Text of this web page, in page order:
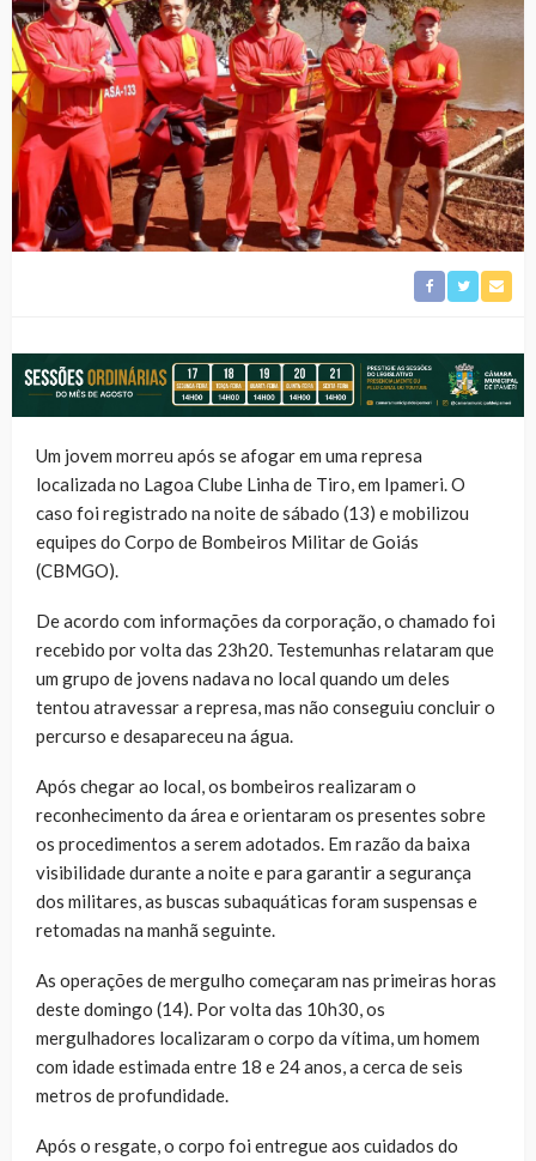
Um jovem morreu após se afogar em uma represa
localizada no Lagoa Clube Linha de Tiro, em Ipameri. O
caso foi registrado na noite de sábado (13) e mobilizou
equipes do Corpo de Bombeiros Militar de Goiás
(CBMGO).
De acordo com informações da corporação, o chamado foi
recebido por volta das 23h20. Testemunhas relataram que
um grupo de jovens nadava no local quando um deles
tentou atravessar a represa, mas não conseguiu concluir o
percurso e desapareceu na água.
Após chegar ao local, os bombeiros realizaram o
reconhecimento da área e orientaram os presentes sobre
os procedimentos a serem adotados. Em razão da baixa
visibilidade durante a noite e para garantir a segurança
dos militares, as buscas subaquáticas foram suspensas e
retomadas na manhã seguinte.
As operações de mergulho começaram nas primeiras horas
deste domingo (14). Por volta das 10h30, os
mergulhadores localizaram o corpo da vítima, um homem
com idade estimada entre 18 e 24 anos, a cerca de seis
metros de profundidade.
Após o resgate, o corpo foi entregue aos cuidados do